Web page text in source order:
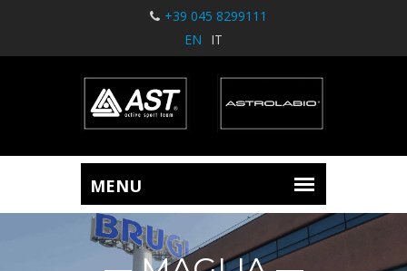
+39 045 8299111
EN
IT